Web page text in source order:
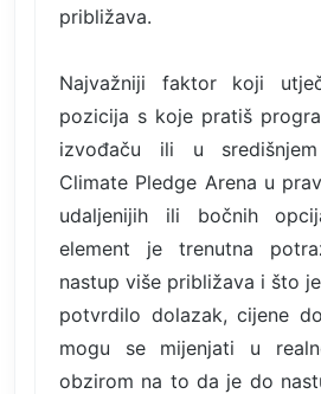
približava.
Najvažniji faktor koji
pozicija s koje pratiš
izvođaču ili u
Climate Pledge Arena u
udaljenijih ili bočnih
element je trenutna
nastup više približava i što
potvrdilo dolazak, cijene
mogu se mijenjati u
obzirom na to da je do